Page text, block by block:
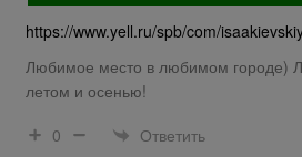
https://www.yell.ru/spb/com/
Любимое место в любимом городе)
летом и осенью!
0
Ответить